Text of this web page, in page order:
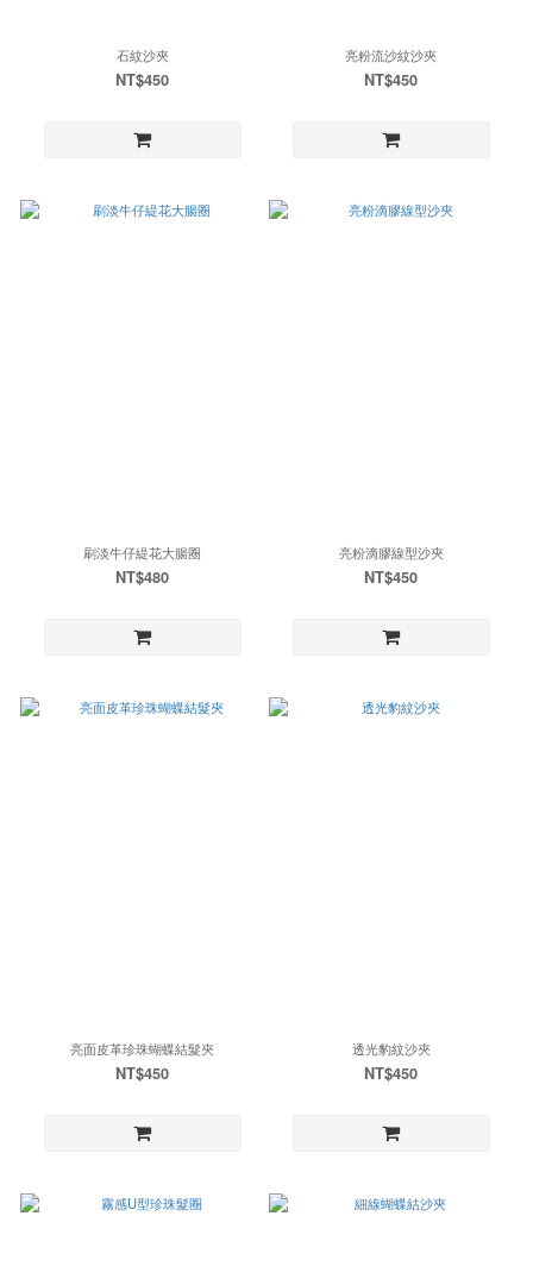
石紋沙夾
NT$450
亮粉流沙紋沙夾
NT$450
刷淡牛仔緹花大腸圈
NT$480
亮粉滴膠線型沙夾
NT$450
亮面皮革珍珠蝴蝶結髮夾
NT$450
透光豹紋沙夾
NT$450